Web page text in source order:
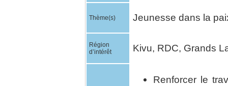
Thème(s) Jeunesse dans la
Région
d’intérêt
Kivu, RDC, Grands
Renforcer le